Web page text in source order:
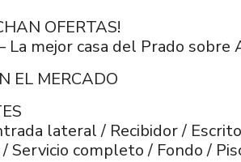
OFERTAS!
La mejor casa del Prado sobre
EL MERCADO
lateral / Recibidor /
Servicio completo / Fondo /